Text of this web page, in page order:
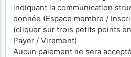
indiquant la communication
donnée (Espace membre /
(cliquer sur trois petits points
Payer / Virement)
Aucun paiement ne sera